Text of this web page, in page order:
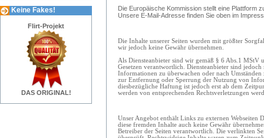
Keine Fakes!
Flirt-Projekt
DAS ORIGINAL!
Die Europäische Kommission stellt eine Plattform
Unsere E-Mail-Adresse finden Sie oben im
Die Inhalte unserer Seiten wurden mit größter
wir jedoch keine Gewähr übernehmen.
Als Diensteanbieter sind wir gemäß § 6 Abs.1 MStV
Gesetzen verantwortlich. Diensteanbieter sind
Informationen zu überwachen oder nach
zur Entfernung oder Sperrung der Nutzung von
diesbezügliche Haftung ist jedoch erst ab dem
werden von entsprechenden Rechtsverletzungen
Unser Angebot enthält Links zu externen
diese fremden Inhalte auch keine Gewähr
Betreiber der Seiten verantwortlich. Die verlinkten